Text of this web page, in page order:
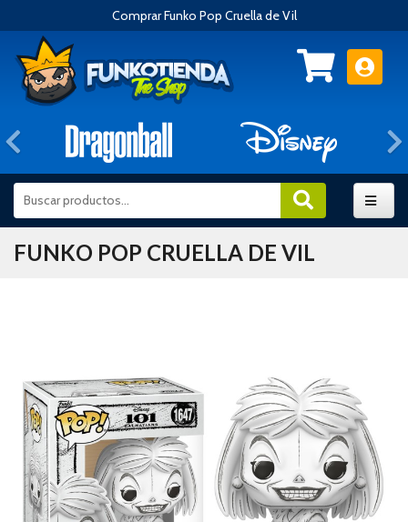
Comprar Funko Pop Cruella de Vil
Anterior
FUNKO POP CRUELLA DE VIL